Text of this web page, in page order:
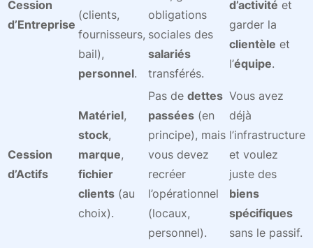
Cession
d’Entreprise
(clients,
fournisseurs,
bail),
personnel.
obligations
sociales des
salariés
transférés.
d’activité et
garder la
clientèle et
l’équipe.
Cession
d’Actifs
Matériel,
stock,
marque,
fichier
clients (au
choix).
Pas de dettes
passées (en
principe), mais
vous devez
recréer
l’opérationnel
(locaux,
personnel).
Vous avez
déjà
l’infrastructure
et voulez
juste des
biens
spécifiques
sans le passif.